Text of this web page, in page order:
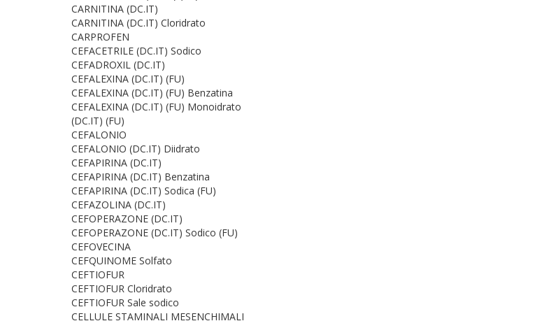
CARNITINA (DC.IT)
CARNITINA (DC.IT) Cloridrato
CARPROFEN
CEFACETRILE (DC.IT) Sodico
CEFADROXIL (DC.IT)
CEFALEXINA (DC.IT) (FU)
CEFALEXINA (DC.IT) (FU) Benzatina
CEFALEXINA (DC.IT) (FU) Monoidrato
(DC.IT) (FU)
CEFALONIO
CEFALONIO (DC.IT) Diidrato
CEFAPIRINA (DC.IT)
CEFAPIRINA (DC.IT) Benzatina
CEFAPIRINA (DC.IT) Sodica (FU)
CEFAZOLINA (DC.IT)
CEFOPERAZONE (DC.IT)
CEFOPERAZONE (DC.IT) Sodico (FU)
CEFOVECINA
CEFQUINOME Solfato
CEFTIOFUR
CEFTIOFUR Cloridrato
CEFTIOFUR Sale sodico
CELLULE STAMINALI MESENCHIMALI